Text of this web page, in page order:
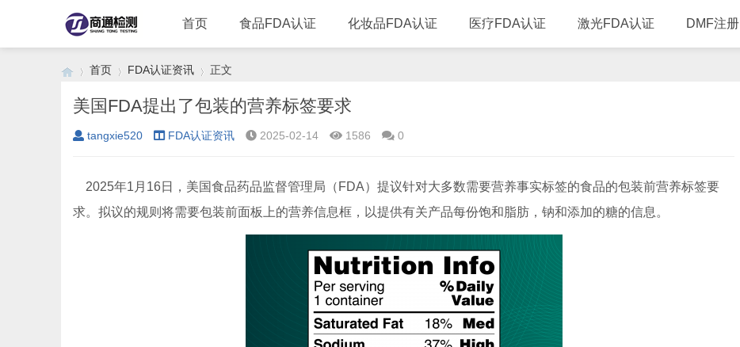
首页 食品FDA认证 化妆品FDA认证 医疗FDA认证 激光FDA认证 DMF注册
›
首页
›
FDA认证资讯
›
正文
美国FDA提出了包装的营养标签要求
tangxie520 FDA认证资讯 2025-02-14 1586 0
2025年1月16日，美国食品药品监督管理局（FDA）提议针对大多数需要营养事实标签的食品的包装前营养标签要
求。拟议的规则将需要包装前面板上的营养信息框，以提供有关产品每份饱和脂肪，钠和添加的糖的信息。